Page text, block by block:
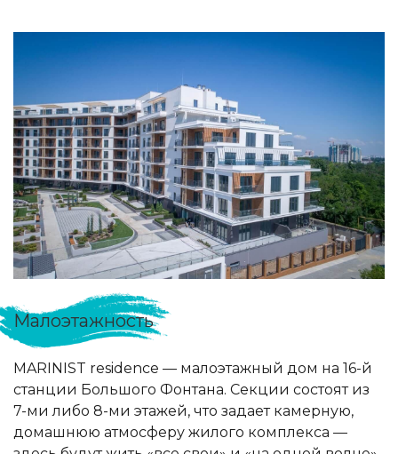
Малоэтажность
MARINIST residence — малоэтажный дом на 16-й
станции Большого Фонтана. Секции состоят из
7-ми либо 8-ми этажей, что задает камерную,
домашнюю атмосферу жилого комплекса —